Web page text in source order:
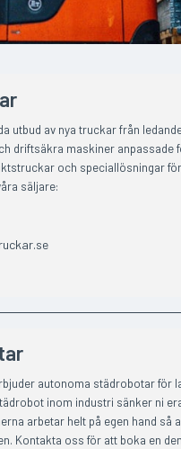
utbud av nya truckar från
driftsäkra maskiner anpassade
och speciallösningar
säljare:
autonoma städrobotar för
inom industri sänker ni
arbetar helt på egen hand så
Kontakta oss för att boka en